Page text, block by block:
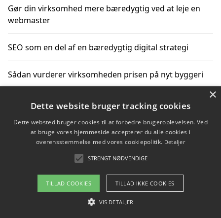
Gør din virksomhed mere bæredygtig ved at leje en
webmaster
SEO som en del af en bæredygtig digital strategi
Sådan vurderer virksomheden prisen på nyt byggeri
Sådan får du hjælp til en hjemmeside uden binding
Copyright 2026 - Pilanto Aps
Om / kontakt
Blog Betingelser
×
Dette website bruger tracking cookies
Dette websted bruger cookies til at forbedre brugeroplevelsen. Ved
at bruge vores hjemmeside accepterer du alle cookies i
overensstemmelse med vores cookiepolitik. Detaljer
STRENGT NØDVENDIGE
TILLAD COOKIES TILLAD IKKE COOKIES
VIS DETALJER